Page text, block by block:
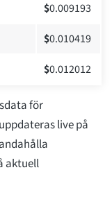
$0.009193
$0.010419
$0.012012
för
live på
aktuell